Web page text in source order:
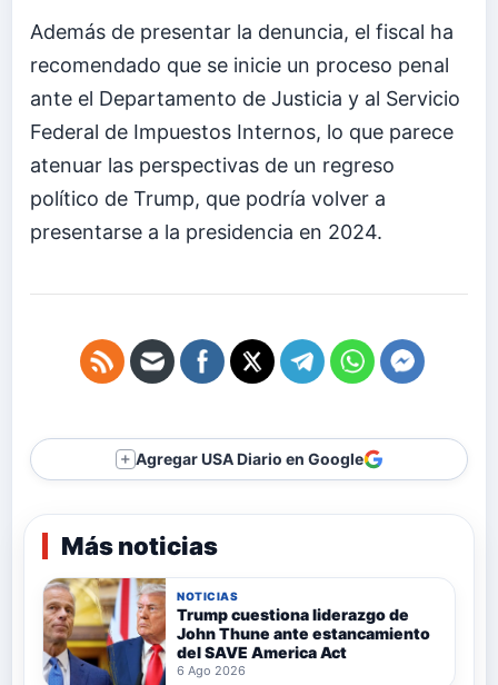
Además de presentar la denuncia, el fiscal ha
recomendado que se inicie un proceso penal
ante el Departamento de Justicia y al Servicio
Federal de Impuestos Internos, lo que parece
atenuar las perspectivas de un regreso
político de Trump, que podría volver a
presentarse a la presidencia en 2024.
＋ Agregar USA Diario en Google
Más noticias
NOTICIAS
Trump cuestiona liderazgo de
John Thune ante estancamiento
del SAVE America Act
6 Ago 2026